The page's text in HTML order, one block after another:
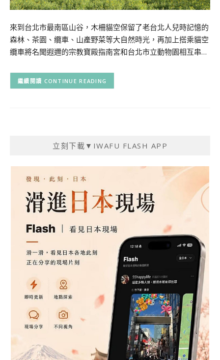
來到台北市最南區山谷，木柵貓空保留了老台北人兒時記憶的
森林、茶園、纜車、山產野菜等大自然時光，再加上搭乘貓空
纜車將名聞遐邇的宗教寶殿指南宮和台北市立動物園相互串…
CONTINUE READING
立刻下載▼IWAFU FLASH APP